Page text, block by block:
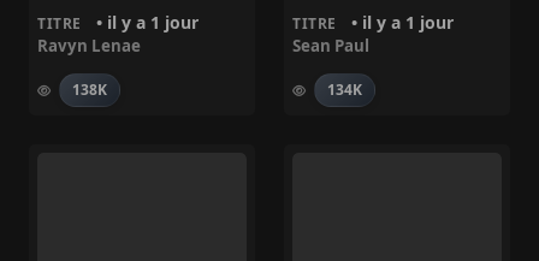
TITRE • il y a 1 jour
Ravyn Lenae
138K
TITRE • il y a 1 jour
Sean Paul
134K